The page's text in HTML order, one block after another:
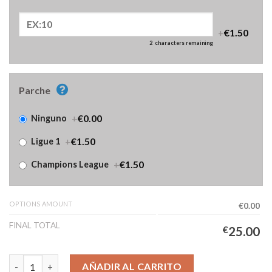
2 characters remaining
+€1.50
Parche
Ninguno +€0.00
Ligue 1 +€1.50
Champions League +€1.50
OPTIONS AMOUNT
€0.00
FINAL TOTAL
€25.00
Camiseta Lyonnais Segunda Equipación Niños 2025/2026
AÑADIR AL CARRITO